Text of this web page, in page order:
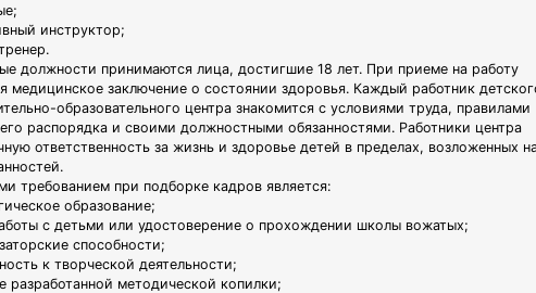
инструктор;
должности принимаются лица, достигшие 18 лет. При приеме на работу
медицинское заключение о состоянии здоровья. Каждый работник
образовательного центра знакомится с условиями труда, правилами
распорядка и своими должностными обязанностями. Работники центра
ответственность за жизнь и здоровье детей в пределах, возложенных
требованием при подборке кадров является:
образование;
с детьми или удостоверение о прохождении школы вожатых;
способности;
к творческой деятельности;
разработанной методической копилки;